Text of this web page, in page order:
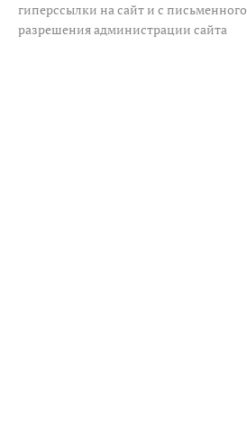
гиперссылки на сайт и с письменного
разрешения администрации сайта